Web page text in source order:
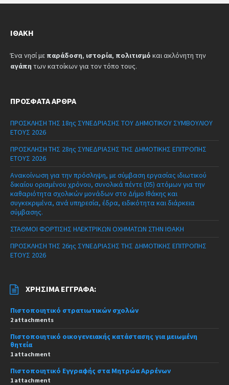
ΙΘΆΚΗ
Ένα νησί με παράδοση, ιστορία, πολιτισμό και ακλόνητη την
αγάπη των κατοίκων για τον τόπο τους.
ΠΡΌΣΦΑΤΑ ΆΡΘΡΑ
ΠΡΟΣΚΛΗΣΗ ΤΗΣ 18ης ΣΥΝΕΔΡΙΑΣΗΣ ΤΟΥ ΔΗΜΟΤΙΚΟΥ ΣΥΜΒΟΥΛΙΟΥ
ΕΤΟΥΣ 2026
ΠΡΟΣΚΛΗΣΗ ΤΗΣ 28ης ΣΥΝΕΔΡΙΑΣΗΣ ΤΗΣ ΔΗΜΟΤΙΚΗΣ ΕΠΙΤΡΟΠΗΣ
ΕΤΟΥΣ 2026
Ανακοίνωση για την πρόσληψη, με σύμβαση εργασίας ιδιωτικού
δικαίου ορισμένου χρόνου, συνολικά πέντε (05) ατόμων για την
καθαριότητα σχολικών μονάδων στο Δήμο Ιθάκης και
συγκεκριμένα, ανά υπηρεσία, έδρα, ειδικότητα και διάρκεια
σύμβασης.
ΣΤΑΘΜΟΙ ΦΟΡΤΙΣΗΣ ΗΛΕΚΤΡΙΚΩΝ ΟΧΗΜΑΤΩΝ ΣΤΗΝ ΙΘΑΚΗ
ΠΡΟΣΚΛΗΣΗ ΤΗΣ 26ης ΣΥΝΕΔΡΙΑΣΗΣ ΤΗΣ ΔΗΜΟΤΙΚΗΣ ΕΠΙΤΡΟΠΗΣ
ΕΤΟΥΣ 2026
ΧΡΉΣΙΜΑ ΈΓΓΡΑΦΑ:
Πιστοποιητικό στρατιωτικών σχολών
2 attachments
Πιστοποιητικό οικογενειακής κατάστασης για μειωμένη
θητεία
1 attachment
Πιστοποιητικό Εγγραφής στα Μητρώα Αρρένων
1 attachment